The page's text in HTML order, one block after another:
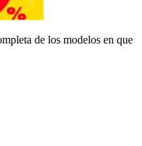
de los modelos en que